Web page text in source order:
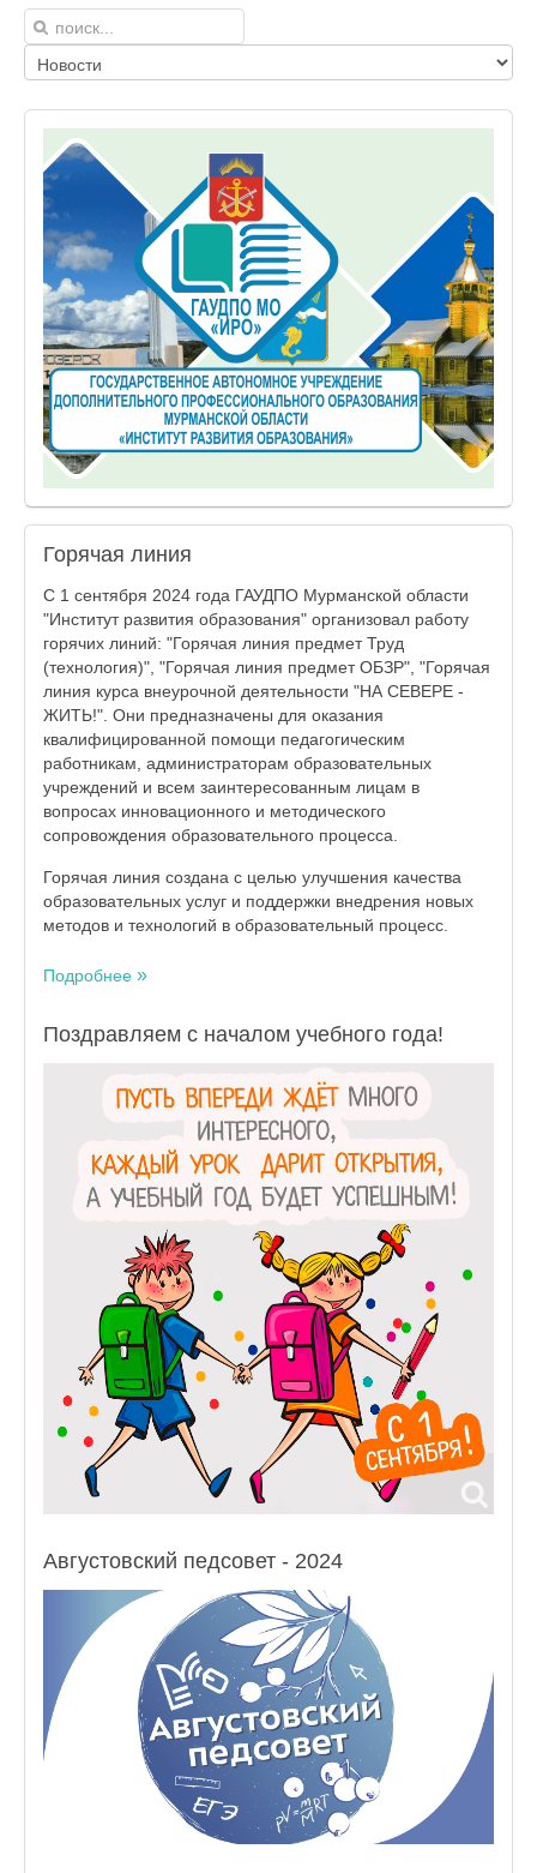
Горячая линия
С 1 сентября 2024 года ГАУДПО Мурманской области
"Институт развития образования" организовал работу
горячих линий: "Горячая линия предмет Труд
(технология)", "Горячая линия предмет ОБЗР", "Горячая
линия курса внеурочной деятельности "НА СЕВЕРЕ -
ЖИТЬ!". Они предназначены для оказания
квалифицированной помощи педагогическим
работникам, администраторам образовательных
учреждений и всем заинтересованным лицам в
вопросах инновационного и методического
сопровождения образовательного процесса.
Горячая линия создана с целью улучшения качества
образовательных услуг и поддержки внедрения новых
методов и технологий в образовательный процесс.
Подробнее
Поздравляем с началом учебного года!
Августовский педсовет - 2024